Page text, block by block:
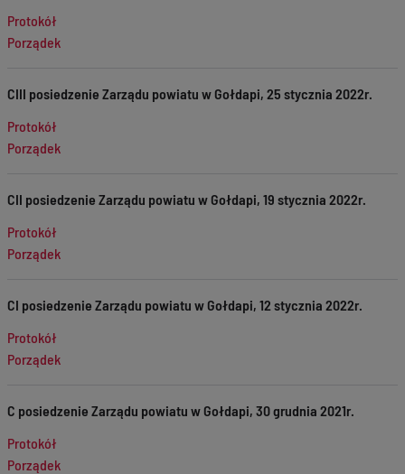
Protokół
Porządek
CIII posiedzenie Zarządu powiatu w Gołdapi, 25 stycznia 2022r.
Protokół
Porządek
CII posiedzenie Zarządu powiatu w Gołdapi, 19 stycznia 2022r.
Protokół
Porządek
CI posiedzenie Zarządu powiatu w Gołdapi, 12 stycznia 2022r.
Protokół
Porządek
C posiedzenie Zarządu powiatu w Gołdapi, 30 grudnia 2021r.
Protokół
Porządek